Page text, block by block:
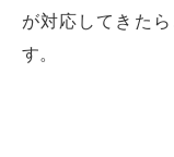
が対応してきた
す。